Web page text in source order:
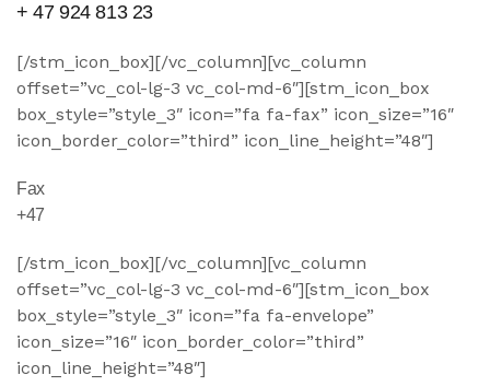
+ 47 924 813 23
[/stm_icon_box][/vc_column][vc_column
offset=”vc_col-lg-3 vc_col-md-6″][stm_icon_box
box_style=”style_3″ icon=”fa fa-fax” icon_size=”16″
icon_border_color=”third” icon_line_height=”48″]
Fax
+47
[/stm_icon_box][/vc_column][vc_column
offset=”vc_col-lg-3 vc_col-md-6″][stm_icon_box
box_style=”style_3″ icon=”fa fa-envelope”
icon_size=”16″ icon_border_color=”third”
icon_line_height=”48″]